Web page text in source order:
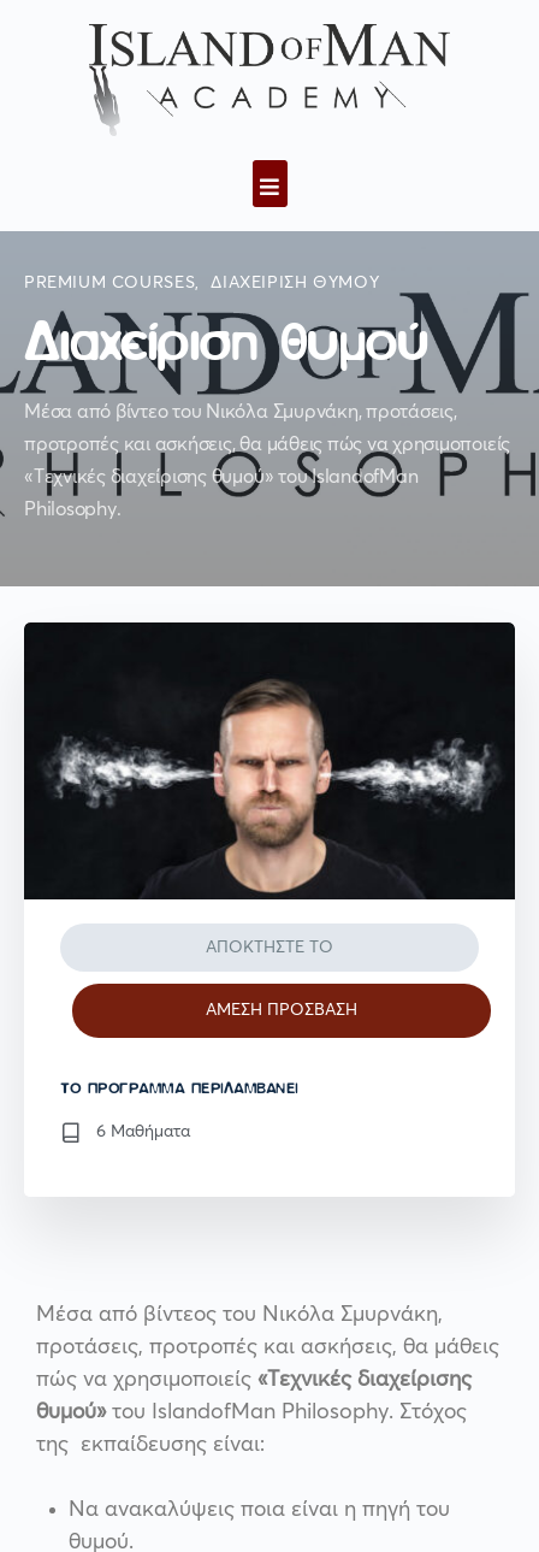
PREMIUM COURSES, ΔΙΑΧΕΊΡΙΣΗ ΘΥΜΟΎ
Διαχείριση θυμού
Μέσα από βίντεο του Νικόλα Σμυρνάκη, προτάσεις,
προτροπές και ασκήσεις, θα μάθεις πώς να χρησιμοποιείς
«Τεχνικές διαχείρισης θυμού» του IslandofMan
Philosophy.
Μέσα από βίντεος του Νικόλα Σμυρνάκη,
προτάσεις, προτροπές και ασκήσεις, θα μάθεις
πώς να χρησιμοποιείς «Τεχνικές διαχείρισης
θυμού»του IslandofMan Philosophy. Στόχος
της εκπαίδευσης είναι:
Να ανακαλύψεις ποια είναι η πηγή του
θυμού.
ΑΠΟΚΤΗΣΤΕ ΤΟ
ΑΜΕΣΗ ΠΡΟΣΒΑΣΗ
TO ΠΡΌΓΡΑΜΜΑ ΠΕΡΙΛΑΜΒΆΝΕΙ
6 Μαθήματα